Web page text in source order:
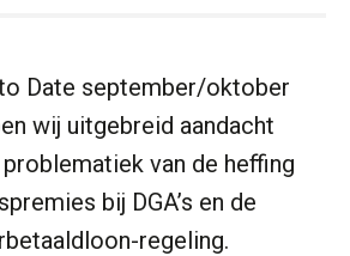
Date september/oktober
wij uitgebreid aandacht
van de heffing
bij DGA’s en de
regeling.